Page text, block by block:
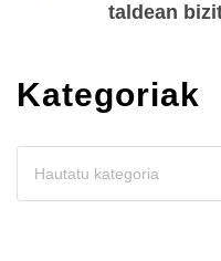
taldean
Kategoriak